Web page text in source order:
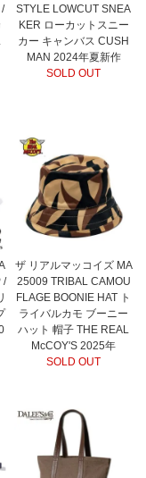
/
STYLE LOWCUT SNEA
KER ローカットスニー
カー キャンバス CUSH
MAN 2024年夏新作
SOLD OUT
/
ザ リアルマッコイズ MA
25009 TRIBAL CAMOU
FLAGE BOONIE HAT ト
ライバルカモ ブーニー
ハット 帽子 THE REAL
McCOY'S 2025年
SOLD OUT